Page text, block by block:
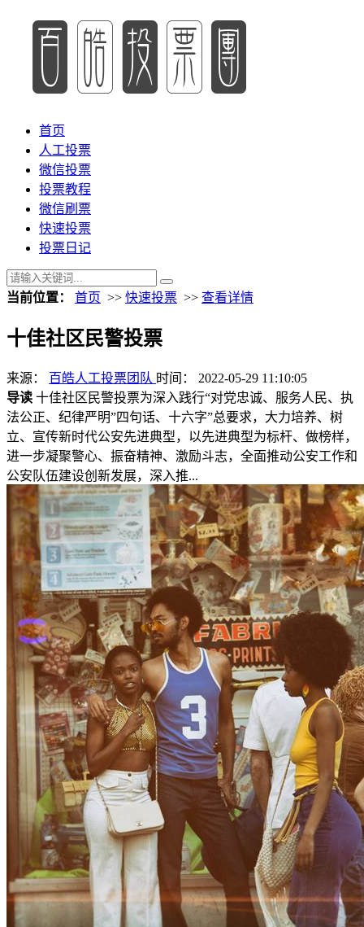
首页
人工投票
微信投票
投票教程
微信刷票
快速投票
投票日记
当前位置： 首页 >> 快速投票 >> 查看详情
十佳社区民警投票
来源： 百皓人工投票团队 时间： 2022-05-29 11:10:05
导读 十佳社区民警投票为深入践行“对党忠诚、服务人民、执
法公正、纪律严明”四句话、十六字”总要求，大力培养、树
立、宣传新时代公安先进典型，以先进典型为标杆、做榜样，
进一步凝聚警心、振奋精神、激励斗志，全面推动公安工作和
公安队伍建设创新发展，深入推...